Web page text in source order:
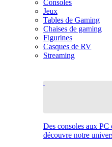
Consoles
Jeux
Tables de Gaming
Chaises de gaming
Figurines
Casques de RV
Streaming
Des consoles aux PC
découvre notre